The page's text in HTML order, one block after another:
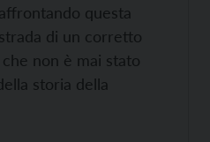
questa
di un corretto
non è mai stato
storia della